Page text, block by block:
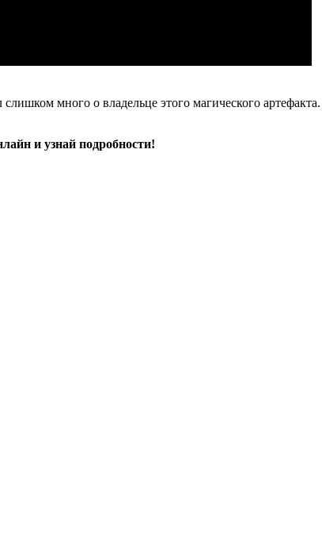
много о владельце этого магического
и узнай подробности!